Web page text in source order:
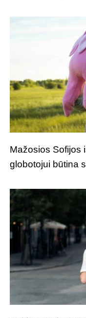
Mažosios Sofijos
globotojui būtina